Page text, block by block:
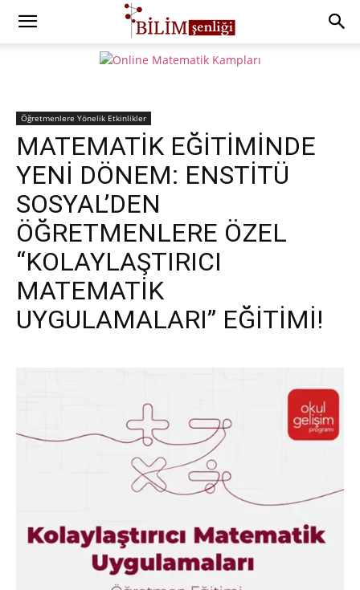
Öğretmenlere Yönelik Etkinlikler
MATEMATİK EĞİTİMİNDE
YENİ DÖNEM: ENSTİTÜ
SOSYAL’DEN
ÖĞRETMENLERE ÖZEL
“KOLAYLAŞTIRICI
MATEMATİK
UYGULAMALARI” EĞİTİMİ!